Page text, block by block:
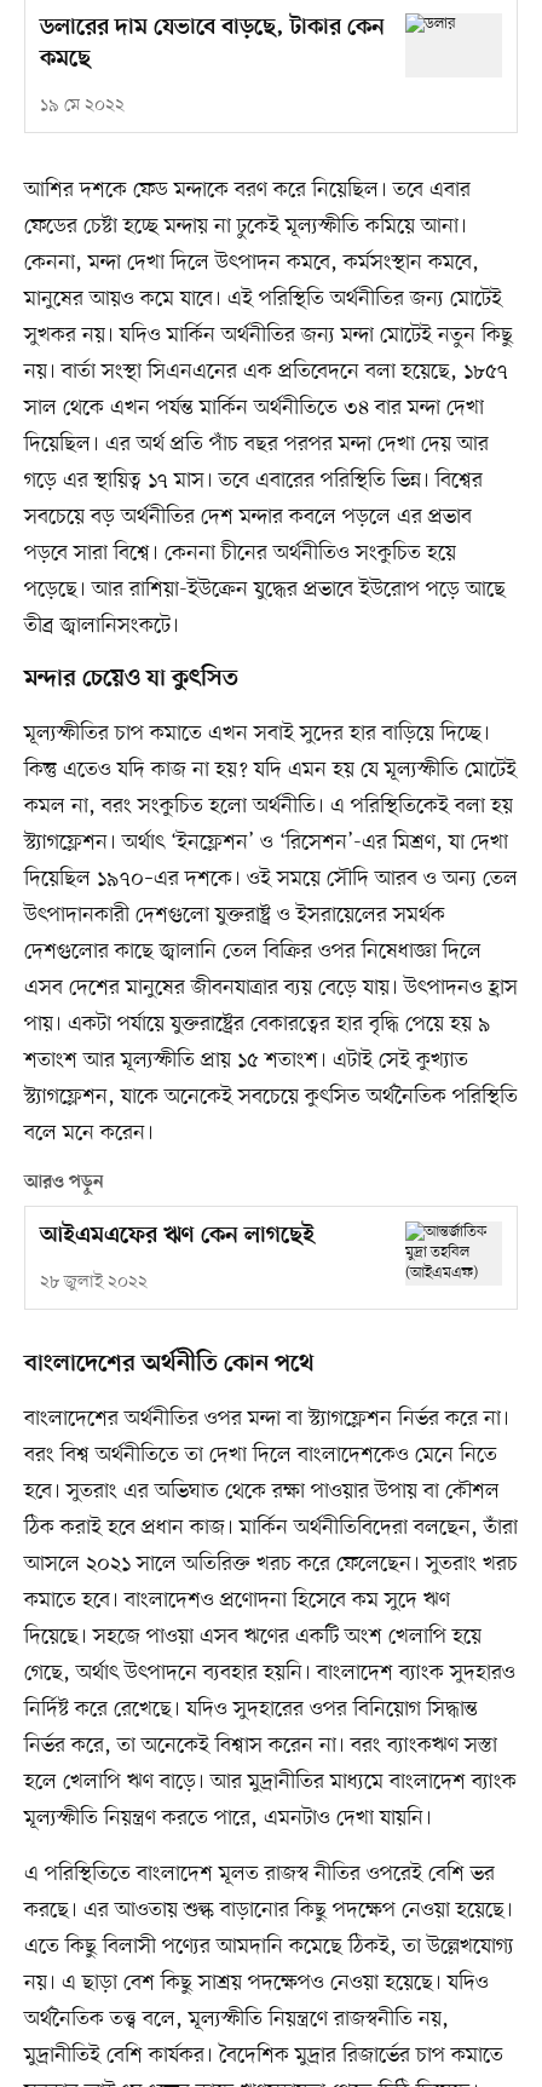
ডলারের দাম যেভাবে বাড়ছে, টাকার কেন
কমছে
১৯ মে ২০২২
আশির দশকে ফেড মন্দাকে বরণ করে নিয়েছিল। তবে এবার
ফেডের চেষ্টা হচ্ছে মন্দায় না ঢুকেই মূল্যস্ফীতি কমিয়ে আনা।
কেননা, মন্দা দেখা দিলে উৎপাদন কমবে, কর্মসংস্থান কমবে,
মানুষের আয়ও কমে যাবে। এই পরিস্থিতি অর্থনীতির জন্য মোটেই
সুখকর নয়। যদিও মার্কিন অর্থনীতির জন্য মন্দা মোটেই নতুন কিছু
নয়। বার্তা সংস্থা সিএনএনের এক প্রতিবেদনে বলা হয়েছে, ১৮৫৭
সাল থেকে এখন পর্যন্ত মার্কিন অর্থনীতিতে ৩৪ বার মন্দা দেখা
দিয়েছিল। এর অর্থ প্রতি পাঁচ বছর পরপর মন্দা দেখা দেয় আর
গড়ে এর স্থায়িত্ব ১৭ মাস। তবে এবারের পরিস্থিতি ভিন্ন। বিশ্বের
সবচেয়ে বড় অর্থনীতির দেশ মন্দার কবলে পড়লে এর প্রভাব
পড়বে সারা বিশ্বে। কেননা চীনের অর্থনীতিও সংকুচিত হয়ে
পড়েছে। আর রাশিয়া-ইউক্রেন যুদ্ধের প্রভাবে ইউরোপ পড়ে আছে
তীব্র জ্বালানিসংকটে।
মন্দার চেয়েও যা কুৎসিত
মূল্যস্ফীতির চাপ কমাতে এখন সবাই সুদের হার বাড়িয়ে দিচ্ছে।
কিন্তু এতেও যদি কাজ না হয়? যদি এমন হয় যে মূল্যস্ফীতি মোটেই
কমল না, বরং সংকুচিত হলো অর্থনীতি। এ পরিস্থিতিকেই বলা হয়
স্ট্যাগফ্লেশন। অর্থাৎ ‘ইনফ্লেশন’ ও ‘রিসেশন’-এর মিশ্রণ, যা দেখা
দিয়েছিল ১৯৭০–এর দশকে। ওই সময়ে সৌদি আরব ও অন্য তেল
উৎপাদানকারী দেশগুলো যুক্তরাষ্ট্র ও ইসরায়েলের সমর্থক
দেশগুলোর কাছে জ্বালানি তেল বিক্রির ওপর নিষেধাজ্ঞা দিলে
এসব দেশের মানুষের জীবনযাত্রার ব্যয় বেড়ে যায়। উৎপাদনও হ্রাস
পায়। একটা পর্যায়ে যুক্তরাষ্ট্রের বেকারত্বের হার বৃদ্ধি পেয়ে হয় ৯
শতাংশ আর মূল্যস্ফীতি প্রায় ১৫ শতাংশ। এটাই সেই কুখ্যাত
স্ট্যাগফ্লেশন, যাকে অনেকেই সবচেয়ে কুৎসিত অর্থনৈতিক পরিস্থিতি
বলে মনে করেন।
আরও পড়ুন
আইএমএফের ঋণ কেন লাগছেই
২৮ জুলাই ২০২২
বাংলাদেশের অর্থনীতি কোন পথে
বাংলাদেশের অর্থনীতির ওপর মন্দা বা স্ট্যাগফ্লেশন নির্ভর করে না।
বরং বিশ্ব অর্থনীতিতে তা দেখা দিলে বাংলাদেশকেও মেনে নিতে
হবে। সুতরাং এর অভিঘাত থেকে রক্ষা পাওয়ার উপায় বা কৌশল
ঠিক করাই হবে প্রধান কাজ। মার্কিন অর্থনীতিবিদেরা বলছেন, তাঁরা
আসলে ২০২১ সালে অতিরিক্ত খরচ করে ফেলেছেন। সুতরাং খরচ
কমাতে হবে। বাংলাদেশও প্রণোদনা হিসেবে কম সুদে ঋণ
দিয়েছে। সহজে পাওয়া এসব ঋণের একটি অংশ খেলাপি হয়ে
গেছে, অর্থাৎ উৎপাদনে ব্যবহার হয়নি। বাংলাদেশ ব্যাংক সুদহারও
নির্দিষ্ট করে রেখেছে। যদিও সুদহারের ওপর বিনিয়োগ সিদ্ধান্ত
নির্ভর করে, তা অনেকেই বিশ্বাস করেন না। বরং ব্যাংকঋণ সস্তা
হলে খেলাপি ঋণ বাড়ে। আর মুদ্রানীতির মাধ্যমে বাংলাদেশ ব্যাংক
মূল্যস্ফীতি নিয়ন্ত্রণ করতে পারে, এমনটাও দেখা যায়নি।
এ পরিস্থিতিতে বাংলাদেশ মূলত রাজস্ব নীতির ওপরেই বেশি ভর
করছে। এর আওতায় শুল্ক বাড়ানোর কিছু পদক্ষেপ নেওয়া হয়েছে।
এতে কিছু বিলাসী পণ্যের আমদানি কমেছে ঠিকই, তা উল্লেখযোগ্য
নয়। এ ছাড়া বেশ কিছু সাশ্রয় পদক্ষেপও নেওয়া হয়েছে। যদিও
অর্থনৈতিক তত্ত্ব বলে, মূল্যস্ফীতি নিয়ন্ত্রণে রাজস্বনীতি নয়,
মুদ্রানীতিই বেশি কার্যকর। বৈদেশিক মুদ্রার রিজার্ভের চাপ কমাতে